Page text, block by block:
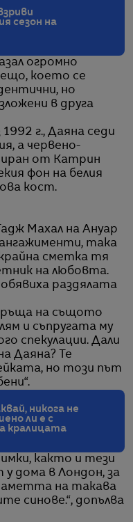
сезон на
огромно
което се
но
в друга
г., Даяна седи
а червено-
от Катрин
фон на белия
кост.
Махал на Ануар
ангажименти, така
сметка тя
на любовта.
раздялата
на същото
и съпругата му
спекулации. Дали
Даяна? Те
но този път
никога не
ли е с
кралицата
както и тези
дома в Лондон, за
на такава
синове.“, допълва